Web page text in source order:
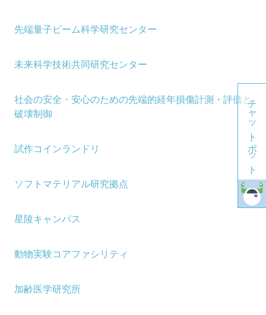
先端量子ビーム科学研究センター
未来科学技術共同研究センター
社会の安全・安心のための先端的経年損傷計測・評価と
破壊制御
試作コインランドリ
ソフトマテリアル研究拠点
星陵キャンパス
動物実験コアファシリティ
加齢医学研究所
チャットボット